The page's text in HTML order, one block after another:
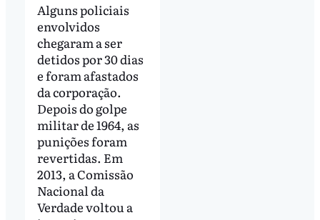
Alguns policiais
envolvidos
chegaram a ser
detidos por 30 dias
e foram afastados
da corporação.
Depois do golpe
militar de 1964, as
punições foram
revertidas. Em
2013, a Comissão
Nacional da
Verdade voltou a